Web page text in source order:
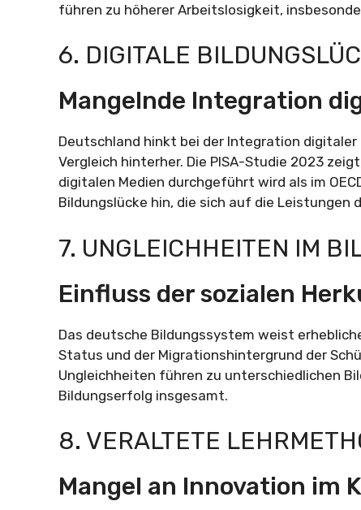
führen zu höherer Arbeitslosigkeit,
6. DIGITALE
Mangelnde Integration
Deutschland hinkt bei der Integration
Vergleich hinterher. Die PISA-Studie 2023
digitalen Medien durchgeführt wird als im
Bildungslücke hin, die sich auf die Leistungen
7. UNGLEICHHEITEN IM
Einfluss der sozialen
Das deutsche Bildungssystem weist
Status und der Migrationshintergrund der
Ungleichheiten führen zu unterschiedlichen
Bildungserfolg insgesamt.
8. VERALTETE
Mangel an Innovation im